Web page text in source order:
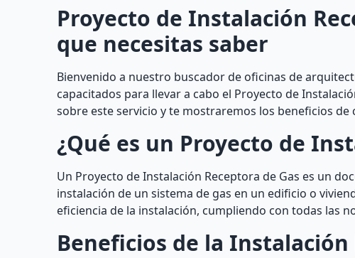
Proyecto de Instalación
que necesitas saber
Bienvenido a nuestro buscador de oficinas de
capacitados para llevar a cabo el Proyecto de
sobre este servicio y te mostraremos los beneficios
¿Qué es un Proyecto de
Un Proyecto de Instalación Receptora de Gas es un
instalación de un sistema de gas en un edificio o
eficiencia de la instalación, cumpliendo con todas las
Beneficios de la Instalación